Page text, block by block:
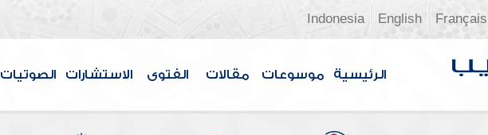
Français
English
Indonesia
الرئيسية موسوعات مقالات الفتوى الاستشارات الصوتيات